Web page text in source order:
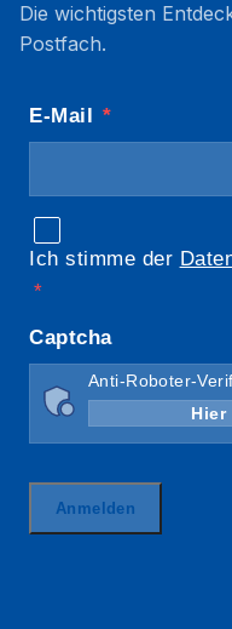
Die wichtigsten
Postfach.